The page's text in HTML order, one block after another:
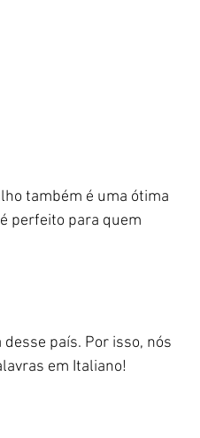
também é uma ótima
é perfeito para quem
país. Por isso, nós
em Italiano!